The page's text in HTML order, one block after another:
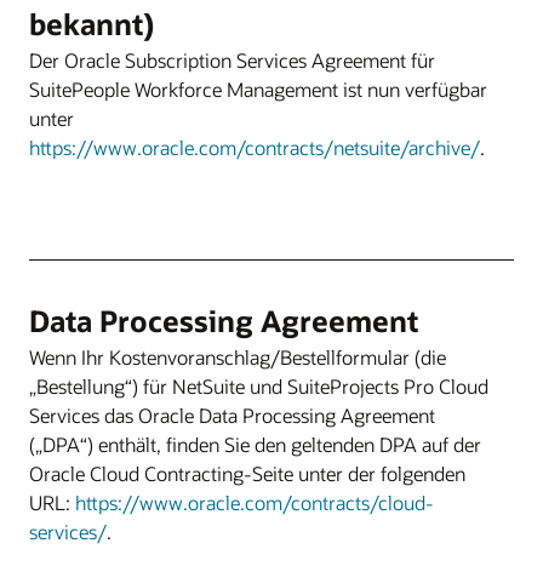
bekannt)
Der Oracle Subscription Services Agreement für
SuitePeople Workforce Management ist nun verfügbar
unter
https://www.oracle.com/contracts/netsuite/archive/.
Data Processing Agreement
Wenn Ihr Kostenvoranschlag/Bestellformular (die
„Bestellung“) für NetSuite und SuiteProjects Pro Cloud
Services das Oracle Data Processing Agreement
(„DPA“) enthält, finden Sie den geltenden DPA auf der
Oracle Cloud Contracting-Seite unter der folgenden
URL: https://www.oracle.com/contracts/cloud-
services/.